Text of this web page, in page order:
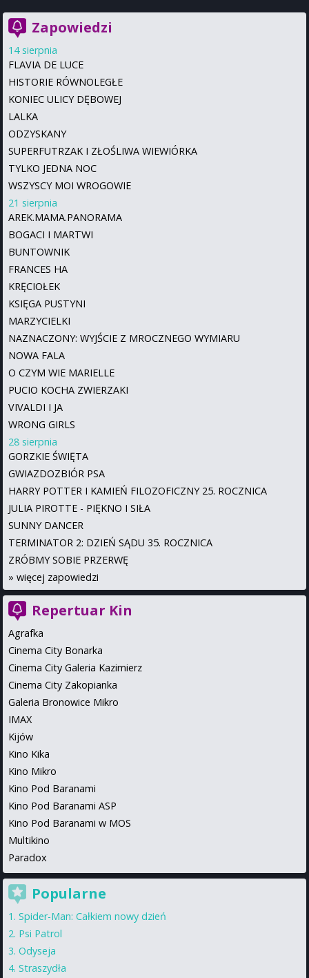
Zapowiedzi
14 sierpnia
FLAVIA DE LUCE
HISTORIE RÓWNOLEGŁE
KONIEC ULICY DĘBOWEJ
LALKA
ODZYSKANY
SUPERFUTRZAK I ZŁOŚLIWA WIEWIÓRKA
TYLKO JEDNA NOC
WSZYSCY MOI WROGOWIE
21 sierpnia
AREK.MAMA.PANORAMA
BOGACI I MARTWI
BUNTOWNIK
FRANCES HA
KRĘCIOŁEK
KSIĘGA PUSTYNI
MARZYCIELKI
NAZNACZONY: WYJŚCIE Z MROCZNEGO WYMIARU
NOWA FALA
O CZYM WIE MARIELLE
PUCIO KOCHA ZWIERZAKI
VIVALDI I JA
WRONG GIRLS
28 sierpnia
GORZKIE ŚWIĘTA
GWIAZDOZBIÓR PSA
HARRY POTTER I KAMIEŃ FILOZOFICZNY 25. ROCZNICA
JULIA PIROTTE - PIĘKNO I SIŁA
SUNNY DANCER
TERMINATOR 2: DZIEŃ SĄDU 35. ROCZNICA
ZRÓBMY SOBIE PRZERWĘ
» więcej zapowiedzi
Repertuar Kin
Agrafka
Cinema City Bonarka
Cinema City Galeria Kazimierz
Cinema City Zakopianka
Galeria Bronowice Mikro
IMAX
Kijów
Kino Kika
Kino Mikro
Kino Pod Baranami
Kino Pod Baranami ASP
Kino Pod Baranami w MOS
Multikino
Paradox
Popularne
Spider-Man: Całkiem nowy dzień
Psi Patrol
Odyseja
Straszydła